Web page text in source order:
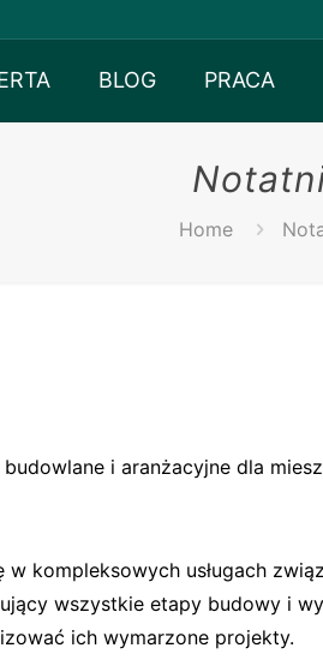
BLOG PRACA
Home
budowlane i aranżacyjne dla
kompleksowych usługach
wszystkie etapy budowy i
ich wymarzone projekty.